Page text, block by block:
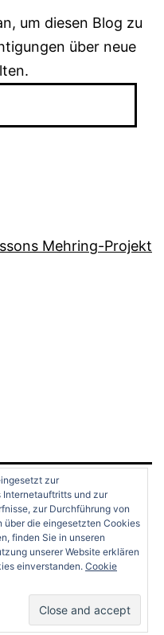
um diesen Blog zu
über neue
Mehring-Projekt
zur
und zur
zur Durchführung von
über die eingesetzten Cookies
finden Sie in unseren
unserer Website erklären
einverstanden.Cookie